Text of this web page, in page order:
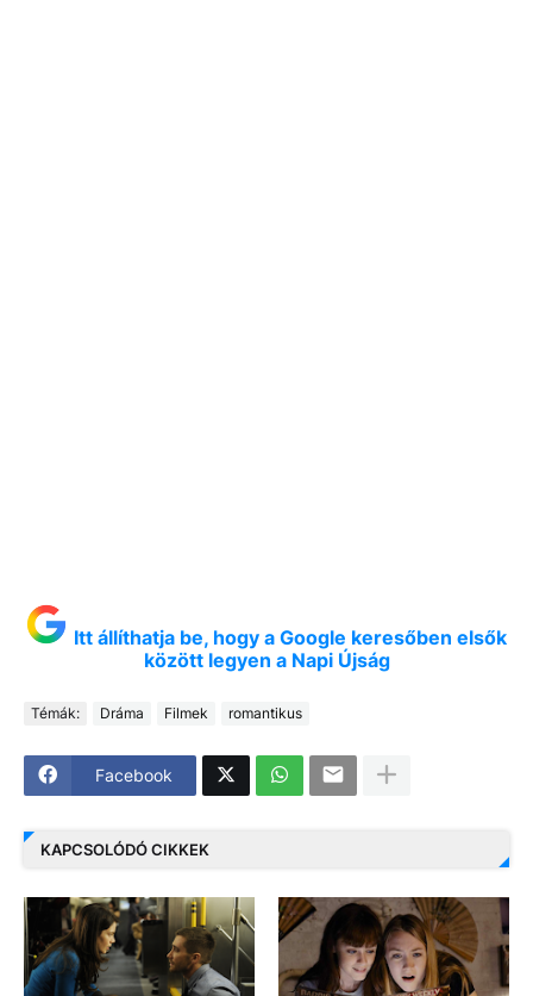
Itt állíthatja be, hogy a Google keresőben elsők
között legyen a Napi Újság
Témák: Dráma Filmek romantikus
Facebook
KAPCSOLÓDÓ CIKKEK